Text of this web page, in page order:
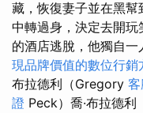
藏，恢復妻子並在黑
中轉過身，決定去開玩
的酒店逃脫，他獨自一
現品牌價值的數位行銷
布拉德利（Gregory
證 Peck）喬·布拉德利